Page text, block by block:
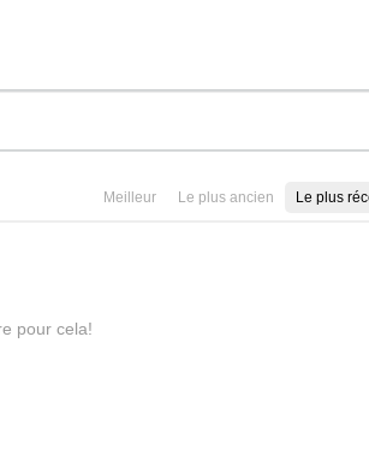
Meilleur Le plus ancien Le plus
pour cela!